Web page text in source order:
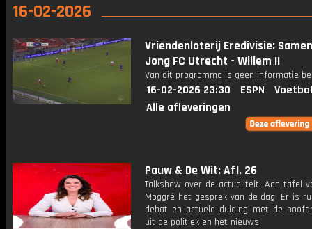
16-02-2026
Vriendenloterij Eredivisie:
Jong FC Utrecht - Willem II
Van dit programma is geen informatie
16-02-2026 23:30 ESPN
Alle afleveringen
Pauw & De Wit: Afl. 26
Talkshow over de actualiteit. Aan tafel
Moggré het gesprek van de dag. Er is
debat en actuele duiding met de
uit de politiek en het nieuws.